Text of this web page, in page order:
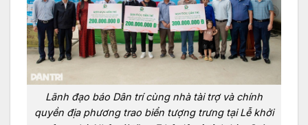
Lãnh đạo báo Dân trí cùng nhà tài trợ và chính
quyền địa phương trao biển tượng trưng tại Lễ khởi